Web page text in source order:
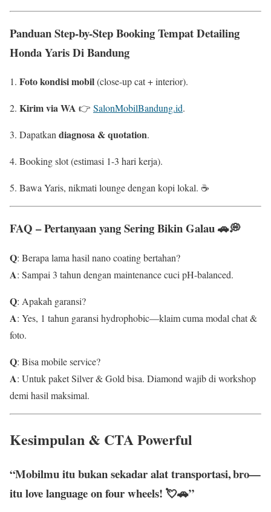
Panduan Step-by-Step BookingTempat Detailing
Honda Yaris Di Bandung
Foto kondisi mobil(close-up cat + interior).
Kirim via WA 👉 SalonMobilBandung.id.
Dapatkandiagnosa & quotation.
Booking slot (estimasi 1-3 hari kerja).
Bawa Yaris, nikmati lounge dengan kopi lokal. ☕
FAQ – Pertanyaan yang Sering Bikin Galau 🚗💭
Q: Berapa lama hasil nano coating bertahan?
A: Sampai 3 tahun dengan maintenance cuci pH-balanced.
Q: Apakah garansi?
A: Yes, 1 tahun garansi hydrophobic—klaim cuma modal chat &
foto.
Q: Bisa mobile service?
A: Untuk paket Silver & Gold bisa. Diamond wajib di workshop
demi hasil maksimal.
Kesimpulan & CTA Powerful
“Mobilmu itu bukan sekadar alat transportasi, bro—
itu love language on four wheels! 💘🚗”